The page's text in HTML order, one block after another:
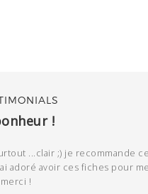
!
...clair ;) je recommande
adoré avoir ces fiches pour
!